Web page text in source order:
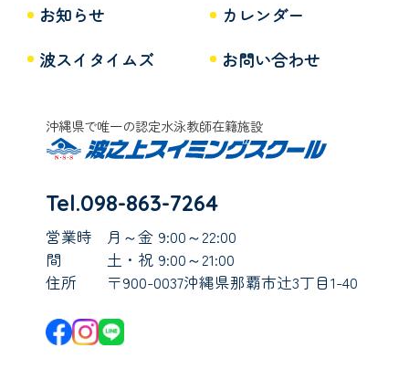
お知らせ
カレンダー
波スイタイムズ
お問い合わせ
沖縄県で唯一の認定水泳教師在籍施設
Tel.098-863-7264
営業時
間
月～金 9:00～22:00
土・祝 9:00～21:00
住所
〒900-0037沖縄県那覇市辻3丁目1-40